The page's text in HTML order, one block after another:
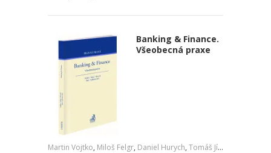
Banking & Finance.
Všeobecná praxe
Martin Vojtko, Miloš Felgr, Daniel Hurych, Tomáš Jíně